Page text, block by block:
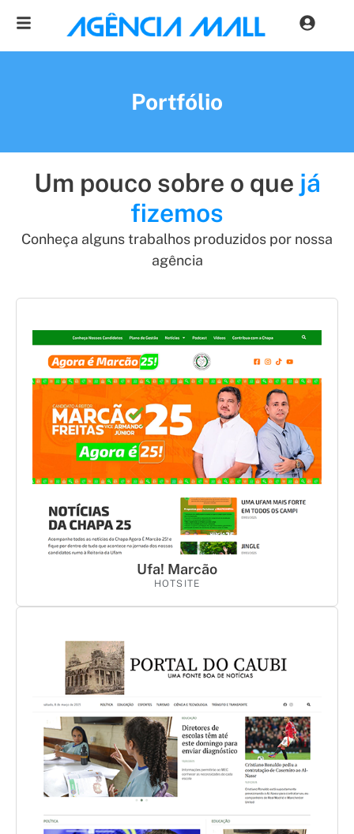
Portfólio
Um pouco sobre o que já
fizemos
Conheça alguns trabalhos produzidos por nossa
agência
Ufa! Marcão
HOTSITE